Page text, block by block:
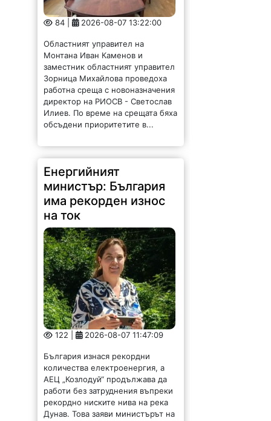
84 | 2026-08-07 13:22:00
Областният управител на
Монтана Иван Каменов и
заместник областният управител
Зорница Михайлова проведоха
работна среща с новоназначения
директор на РИОСВ - Светослав
Илиев. По време на срещата бяха
обсъдени приоритетите в...
Енергийният
министър: България
има рекорден износ
на ток
122 | 2026-08-07 11:47:09
България изнася рекордни
количества електроенергия, а
АЕЦ „Козлодуй“ продължава да
работи без затруднения въпреки
рекордно ниските нива на река
Дунав. Това заяви министърът на